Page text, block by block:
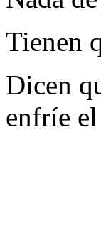
Tienen
Dicen
enfríe